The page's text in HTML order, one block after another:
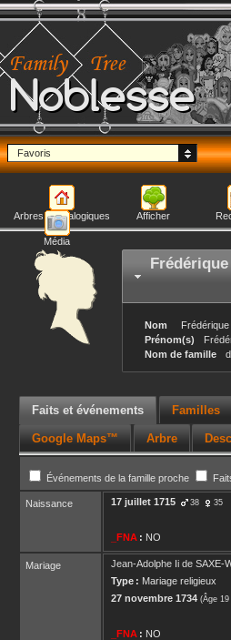
Noblesse
Favoris
Arbres généalogiques Afficher
Média
Frédérique
Nom Frédérique
Prénom(s)
Nom de famille
Faits et événements Familles
Google Maps™ Arbre
Événements de la famille proche
Naissance 17 juillet 1715 38 35
_FNA : NO
Mariage Jean-Adolphe Ii de SAXE-
Type : Mariage religieux
27 novembre 1734 (Âge 19
_FNA : NO